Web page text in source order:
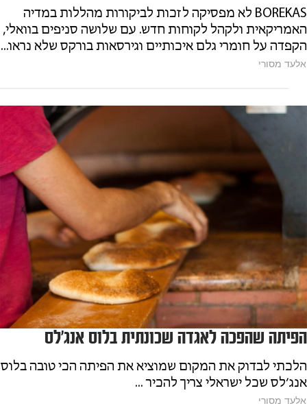
BOREKAS לא מפסיקה לזכות לביקורות מהללות במדיה
האמריקאית ולקהל לקוחות חדש. עם שלושה סניפים בוואלי,
הקפדה על חומרי גלם איכותיים וגירסאות בורקס שלא נראו...
אלעד מסורי
הפיתה שהפכה לאגדה שכונתית בלוס אנג׳לס
הלכתי לבדוק את המקום שמוציא את הפיתה הכי טובה בלוס
אנג׳לס שכל ישראלי צריך להכיר ...
אלעד מסורי